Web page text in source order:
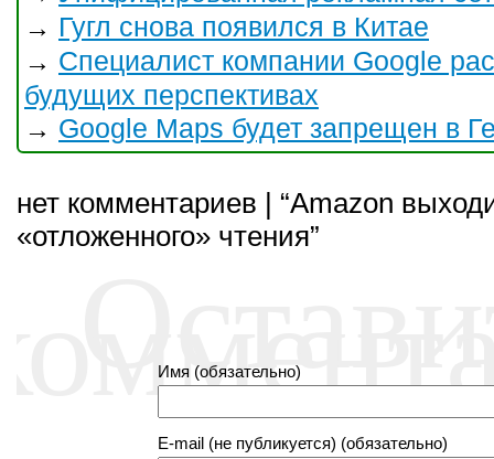
→ Гугл снова появился в Китае
→ Специалист компании Google
будущих перспективах
→ Google Maps будет запрещен в
нет комментариев | “Amazon
«отложенного» чтения”
Имя (обязательно)
E-mail (не публикуется) (обязательно)